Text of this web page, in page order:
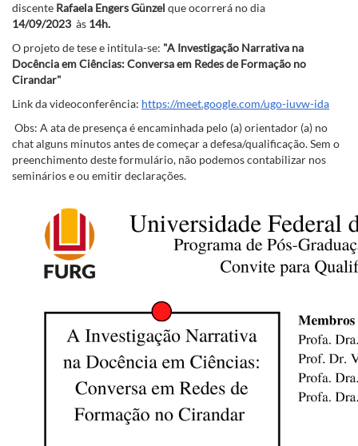
discente Rafaela Engers Günzel que ocorrerá no dia
14/09/2023 às 14h.
O projeto de tese e intitula-se: "A Investigação Narrativa na
Docência em Ciências: Conversa em Redes de Formação no
Cirandar"
Link da videoconferência: https://meet.google.com/ugo-iuvw-ida
Obs: A ata de presença é encaminhada pelo (a) orientador (a) no
chat alguns minutos antes de começar a defesa/qualificação. Sem o
preenchimento deste formulário, não podemos contabilizar nos
seminários e ou emitir declarações.